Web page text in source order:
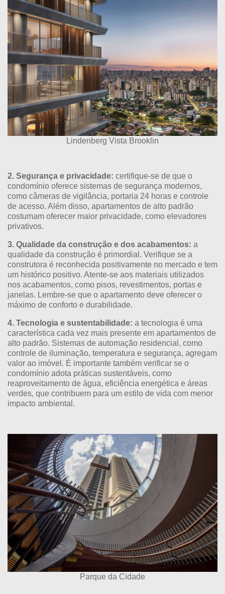
Lindenberg Vista Brooklin
2. Segurança e privacidade: certifique-se de que o
condomínio oferece sistemas de segurança modernos,
como câmeras de vigilância, portaria 24 horas e controle
de acesso. Além disso, apartamentos de alto padrão
costumam oferecer maior privacidade, como elevadores
privativos.
3. Qualidade da construção e dos acabamentos: a
qualidade da construção é primordial. Verifique se a
construtora é reconhecida positivamente no mercado e tem
um histórico positivo. Atente-se aos materiais utilizados
nos acabamentos, como pisos, revestimentos, portas e
janelas. Lembre-se que o apartamento deve oferecer o
máximo de conforto e durabilidade.
4. Tecnologia e sustentabilidade: a tecnologia é uma
característica cada vez mais presente em apartamentos de
alto padrão. Sistemas de automação residencial, como
controle de iluminação, temperatura e segurança, agregam
valor ao imóvel. É importante também verificar se o
condomínio adota práticas sustentáveis, como
reaproveitamento de água, eficiência energética e áreas
verdes, que contribuem para um estilo de vida com menor
impacto ambiental.
Parque da Cidade